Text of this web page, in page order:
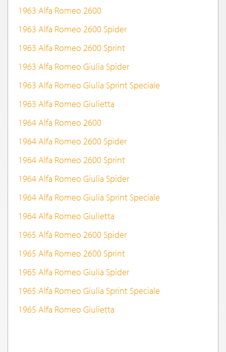
1963 Alfa Romeo 2600
1963 Alfa Romeo 2600 Spider
1963 Alfa Romeo 2600 Sprint
1963 Alfa Romeo Giulia Spider
1963 Alfa Romeo Giulia Sprint Speciale
1963 Alfa Romeo Giulietta
1964 Alfa Romeo 2600
1964 Alfa Romeo 2600 Spider
1964 Alfa Romeo 2600 Sprint
1964 Alfa Romeo Giulia Spider
1964 Alfa Romeo Giulia Sprint Speciale
1964 Alfa Romeo Giulietta
1965 Alfa Romeo 2600 Spider
1965 Alfa Romeo 2600 Sprint
1965 Alfa Romeo Giulia Spider
1965 Alfa Romeo Giulia Sprint Speciale
1965 Alfa Romeo Giulietta